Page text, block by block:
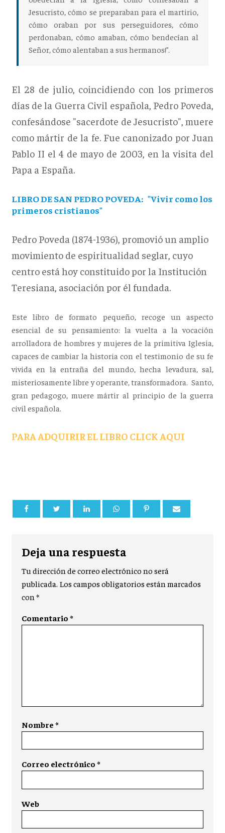
Jesucristo, cómo se preparaban para el martirio,
cómo oraban por sus perseguidores, cómo
perdonaban, cómo amaban, cómo bendecían al
Señor, cómo alentaban a sus hermanos!”.
El 28 de julio, coincidiendo con los primeros
días de la Guerra Civil española, Pedro Poveda,
confesándose "sacerdote de Jesucristo", muere
como mártir de la fe. Fue canonizado por Juan
Pablo II el 4 de mayo de 2003, en la visita del
Papa a España.
LIBRO DE SAN PEDRO POVEDA: "Vivir como los
primeros cristianos"
Pedro Poveda (1874-1936), promovió un amplio
movimiento de espiritualidad seglar, cuyo
centro está hoy constituido por la Institución
Teresiana, asociación por él fundada.
Este libro de formato pequeño, recoge un aspecto
esencial de su pensamiento: la vuelta a la vocación
arrolladora de hombres y mujeres de la primitiva Iglesia,
capaces de cambiar la historia con el testimonio de su fe
vivida en la entraña del mundo, hecha levadura, sal,
misteriosamente libre y operante, transformadora. Santo,
gran pedagogo, muere mártir al principio de la guerra
civil española.
PARA ADQUIRIR EL LIBRO CLICK AQUI
Deja una respuesta
Tu dirección de correo electrónico no será
publicada. Los campos obligatorios están marcados
con*
Comentario*
Nombre*
Correo electrónico*
Web